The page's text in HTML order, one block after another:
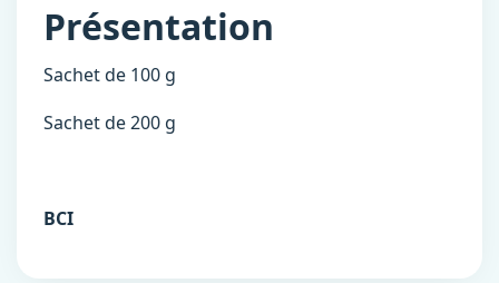
Présentation
Sachet de 100 g
Sachet de 200 g
BCI